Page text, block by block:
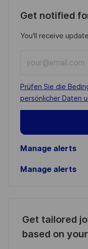
Get notified
You'll receive
Email
address
(Required)
Required
Prüfen Sie die
persönlicher Daten
Manage alerts
Manage alerts
Get tailored
based on